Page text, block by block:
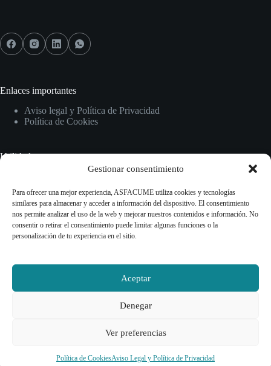
Gestionar consentimiento
Para ofrecer una mejor experiencia, ASFACUME utiliza cookies y tecnologías
similares para almacenar y acceder a información del dispositivo. El consentimiento
nos permite analizar el uso de la web y mejorar nuestros contenidos e información. No
consentir o retirar el consentimiento puede limitar algunas funciones o la
personalización de tu experiencia en el sitio.
Aceptar
Denegar
Ver preferencias
Política de CookiesAviso Legal y Política de Privacidad
Enlaces importantes
Aviso legal y Política de Privacidad
Política de Cookies
Utilidades
Normativas
Guías y recursos
Información sobre CUME
Contacto
+34 614 47 69 93
info@asfacume.com
Copyright © 2026 -ASOCIACIÓN DE FAMILIAS EN